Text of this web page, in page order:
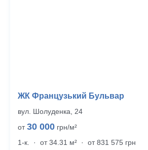
ЖК Французький Бульвар
вул. Шолуденка, 24
от30 000 грн/м²
1-к.
· от 34.31 м² ·
от 831 575 грн